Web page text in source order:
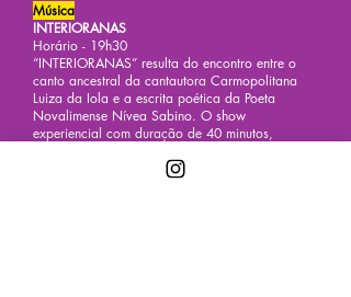
Música
INTERIORANAS
Horário - 19h30
“INTERIORANAS” resulta do encontro entre o
canto ancestral da cantautora Carmopolitana
Luiza da Iola e a escrita poética da Poeta
Novalimense Nívea Sabino. O show
experiencial com duração de 40 minutos,
“INTERIORANA”, de Nívea Sabino, diz do ser